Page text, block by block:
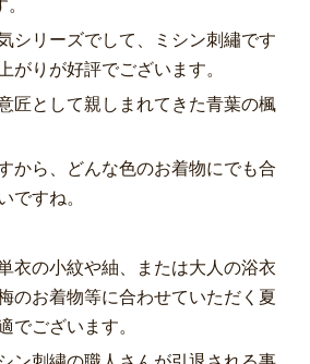
シリーズでして、ミシン刺繡です
がりが好評でございます。
匠として親しまれてきた青葉の楓
から、どんな色のお着物にでも合
ですね。
衣の小紋や紬、または大人の浴衣
のお着物等に合わせていただく夏
でございます。